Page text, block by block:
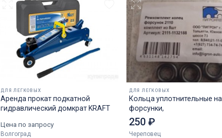
ДЛЯ ЛЕГКОВЫХ
Аренда прокат подкатной
гидравлический домкрат KRAFT
Цена по запросу
Волгоград
ДЛЯ ЛЕГКОВЫХ
Кольца уплотнительные на
форсунки,
250 ₽
Череповец